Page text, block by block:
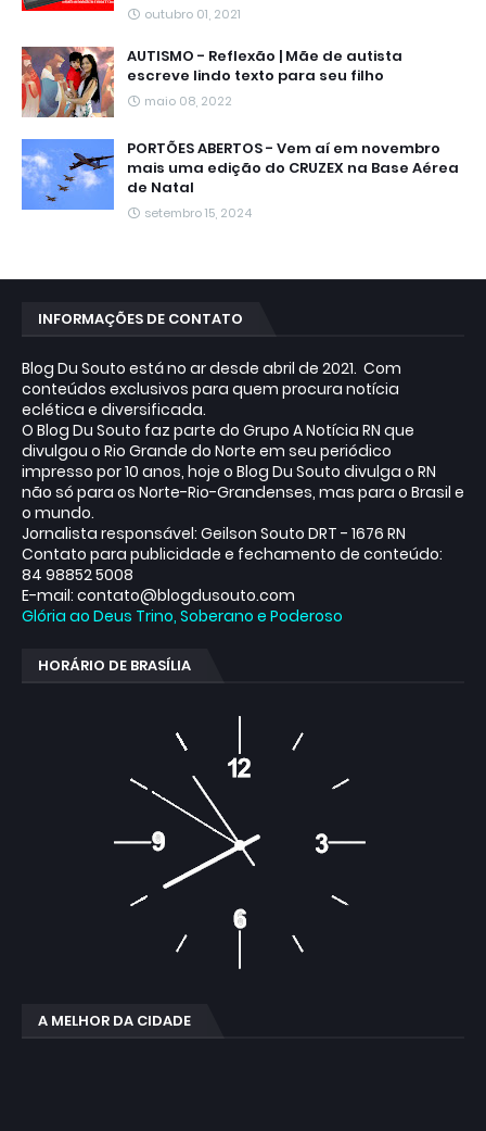
outubro 01, 2021
AUTISMO - Reflexão | Mãe de autista
escreve lindo texto para seu filho
maio 08, 2022
PORTÕES ABERTOS - Vem aí em novembro
mais uma edição do CRUZEX na Base Aérea
de Natal
setembro 15, 2024
INFORMAÇÕES DE CONTATO
Blog Du Souto está no ar desde abril de 2021. Com
conteúdos exclusivos para quem procura notícia
eclética e diversificada.
O Blog Du Souto faz parte do Grupo A Notícia RN que
divulgou o Rio Grande do Norte em seu periódico
impresso por 10 anos, hoje o Blog Du Souto divulga o RN
não só para os Norte-Rio-Grandenses, mas para o Brasil e
o mundo.
Jornalista responsável: Geilson Souto DRT - 1676 RN
Contato para publicidade e fechamento de conteúdo:
84 98852 5008
E-mail: contato@blogdusouto.com
Glória ao Deus Trino, Soberano e Poderoso
HORÁRIO DE BRASÍLIA
A MELHOR DA CIDADE